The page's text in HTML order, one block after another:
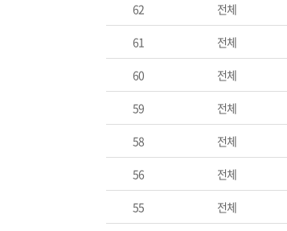
62 전체
61 전체
60 전체
59 전체
58 전체
56 전체
55 전체